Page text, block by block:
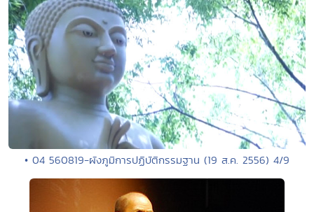
• 04 560819-ผังภูมิการปฏิบัติกรรมฐาน (19 ส.ค. 2556) 4/9